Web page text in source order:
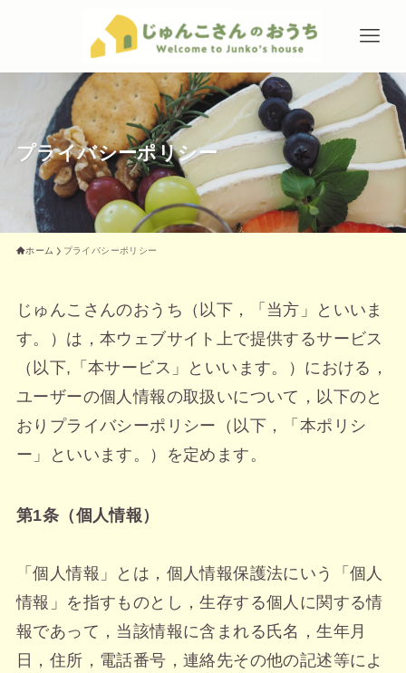
プライバシーポリシー
ホーム プライバシーポリシー
じゅんこさんのおうち（以下，「当方」といいま
す。）は，本ウェブサイト上で提供するサービス
（以下,「本サービス」といいます。）における，
ユーザーの個人情報の取扱いについて，以下のと
おりプライバシーポリシー（以下，「本ポリシ
ー」といいます。）を定めます。
第1条（個人情報）
「個人情報」とは，個人情報保護法にいう「個人
情報」を指すものとし，生存する個人に関する情
報であって，当該情報に含まれる氏名，生年月
日，住所，電話番号，連絡先その他の記述等によ